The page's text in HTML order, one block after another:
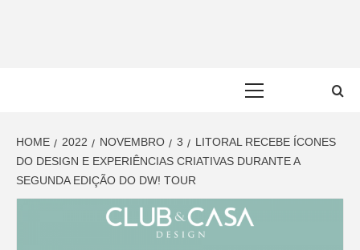
HOME 2022 NOVEMBRO 3
LITORAL RECEBE ÍCONES
DO DESIGN E EXPERIÊNCIAS CRIATIVAS DURANTE A
SEGUNDA EDIÇÃO DO DW! TOUR